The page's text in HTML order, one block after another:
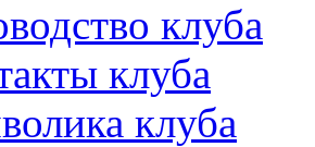
клуба
клуба
клуба